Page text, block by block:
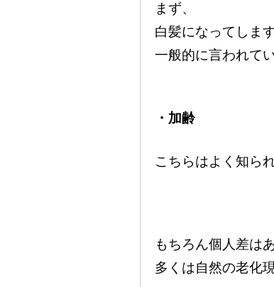
まず、
白髪になってしま
一般的に言われて
・加齢
こちらはよく知ら
もちろん個人差は
多くは自然の老化